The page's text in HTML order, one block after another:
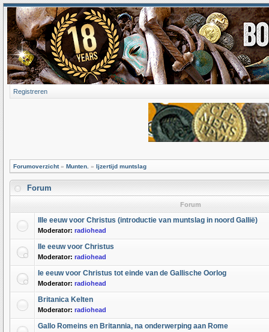
Registreren
Forumoverzicht» Munten. » Ijzertijd muntslag
Forum
Forum
IIIe eeuw voor Christus (introductie van muntslag in noord Gallië)
Moderator: radiohead
IIe eeuw voor Christus
Moderator: radiohead
Ie eeuw voor Christus tot einde van de Gallische Oorlog
Moderator: radiohead
Britanica Kelten
Moderator: radiohead
Gallo Romeins en Britannia, na onderwerping aan Rome